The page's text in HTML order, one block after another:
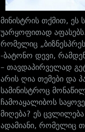
მინისტრის თქმით, ეს
უარყოფითად
რომელიც
-ბატონო დევი,
– თავდაპირველად
არის ღია თემები და
სამინისტროც
ჩამოაყალიბოს
მიღება? ეს
ადამიანი, რომელიც